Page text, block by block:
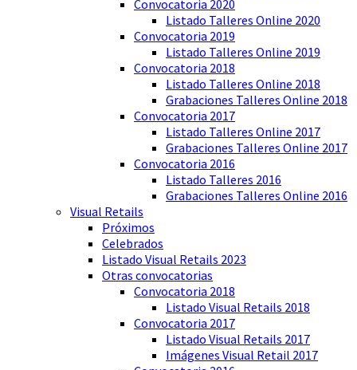
Convocatoria 2020
Listado Talleres Online 2020
Convocatoria 2019
Listado Talleres Online 2019
Convocatoria 2018
Listado Talleres Online 2018
Grabaciones Talleres Online 2018
Convocatoria 2017
Listado Talleres Online 2017
Grabaciones Talleres Online 2017
Convocatoria 2016
Listado Talleres 2016
Grabaciones Talleres Online 2016
Visual Retails
Próximos
Celebrados
Listado Visual Retails 2023
Otras convocatorias
Convocatoria 2018
Listado Visual Retails 2018
Convocatoria 2017
Listado Visual Retails 2017
Imágenes Visual Retail 2017